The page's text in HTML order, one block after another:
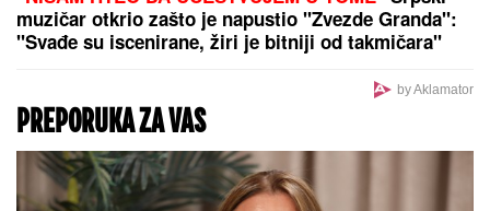
muzičar otkrio zašto je napustio "Zvezde Granda":
"Svađe su iscenirane, žiri je bitniji od takmičara"
by Aklamator
PREPORUKA ZA VAS